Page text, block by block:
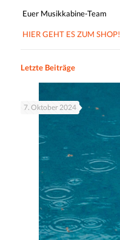
Euer Musikkabine-Team
HIER GEHT ES ZUM SHOP!
Letzte Beiträge
7. Oktober 2024